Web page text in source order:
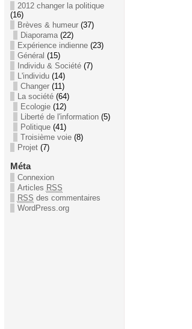
2012 changer la politique
(16)
Brèves & humeur(37)
Diaporama(22)
Expérience indienne(23)
Général (15)
Individu & Société(7)
L'individu(14)
Changer(11)
La société(64)
Ecologie(12)
Liberté de l'information(5)
Politique(41)
Troisième voie(8)
Projet(7)
Méta
Connexion
Articles RSS
RSS des commentaires
WordPress.org